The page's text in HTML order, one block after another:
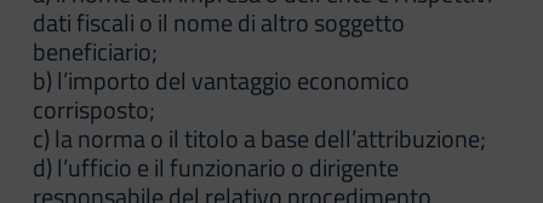
dati fiscali o il nome di altro soggetto
beneficiario;
b) l’importo del vantaggio economico
corrisposto;
c) la norma o il titolo a base dell’attribuzione;
d) l’ufficio e il funzionario o dirigente